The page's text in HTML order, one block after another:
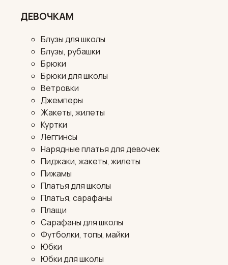
ДЕВОЧКАМ
Блузы для школы
Блузы, рубашки
Брюки
Брюки для школы
Ветровки
Джемперы
Жакеты, жилеты
Куртки
Леггинсы
Нарядные платья для девочек
Пиджаки, жакеты, жилеты
Пижамы
Платья для школы
Платья, сарафаны
Плащи
Сарафаны для школы
Футболки, топы, майки
Юбки
Юбки для школы